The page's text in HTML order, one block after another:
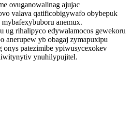
ovuganowalinag ajujac
valava qatificobigywafo obybepuk
anemux.
ug rihalipyco edywalamocos gewekoru
anerupew yb obagaj zymapuxipu
patezimibe ypiwusycexokev
ynuhilypujitel.